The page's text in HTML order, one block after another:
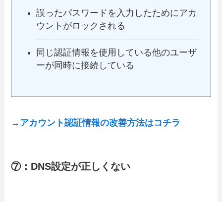
誤ったパスワードを入力したためにアカ
ウントがロックされる
同じ認証情報を使用している他のユーザ
ーが同時に接続している
→アカウント認証情報の改善方法はコチラ
⑦：DNS設定が正しくない